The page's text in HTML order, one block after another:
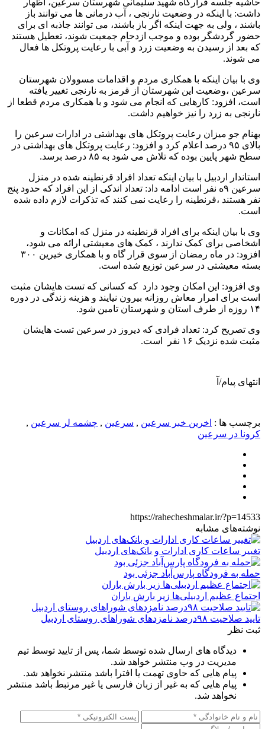
حاشیه جلسه قرارگاه شهید سلیمانی شهرستان سرعین، اظهار
داشت: با اینکه در وضعیت نارنجی ، آب درمانی ها می توانند باز
باشند ، ولی به جهت اینکه اگر باز باشند، می توانند جاذبه ای برای
حضور گردشگر بوده و موجب ازدحام جمعیت شوند، تعطیل هستند
که بعد از رسیدن به وضعیت زرد و آبی با رعایت پروتکل ها فعال
می شوند.
وی با بیان اینکه با همکاری مردم و اقدامات مسوولان شهرستان
سرعین ،وضعیت این شهرستان از قرمز به نارنجی تغییر یافته
است، افزود: کارهایی که انجام می شود و با همکاری مردم قطعا از
نارنجی به زرد را نیز خواهیم داشت.
بهنام جو میزان رعایت پروتکل های بهداشتی در ادارات سرعین را
بالای ۹۵ درصد اعلام کرد و افزود: رعایت پروتکل های بهداشتی در
سطح شهر پایین بوده که تلاش می شود به ۸۵ درصد برسد.
استاندار اردبیل با بیان اینکه تعداد افراد قرنطینه شده در منزل
سرعین ۹ه نفر است ادامه داد: تعداد اندکی از این افراد که حدود پنج
نفر هستند ،قرنطینه را رعایت نمی کنند که تذکرات لازم داده شده
است.
وی با بیان اینکه برای افراد قرنطینه در منزل که امکانات و
اشخاصی برای کمک ندارند ، کمک های معیشتی ارائه می شود،
افزود: در ماه رمضان از سوی قرار گاه و با همکاری خیرین ۳۰۰
بسته معیشتی در سرعین توزیع شده است.
وی افزود: این امکان وجود دارد که کسانی که تست هایشان مثبت
است برای امرار معاش روزانه بیرون نیایند و هزینه زندگی در دوره
۱۴ روزه از طرف استان و شهرستان تامین شود.
وی تصریح کرد: تعداد فرادی که دیروز در سرعین تست هایشان
مثبت شده نزدیک ۱۶ نفر است.
انتهای پیام/آ
برچسب ها : اخرین خبر سرعین , سرعین , چشمه لر سرعین ,
کرونا در سرعین
https://rahecheshmalar.ir/?p=14533
نوشته‌های مشابه
تغییر ساعات کاری ادارات و بانک‌های اردبیل
حمله به فرودگاه پارس‌‌آباد جزئی بود
اجتماع عظیم اردبیلی‌ها زیر بارش باران
تایید صلاحیت ۹۸درصد نامزدهای شوراهای روستای اردبیل
ثبت نظر
دیدگاه های ارسال شده توسط شما، پس از تایید توسط تیم
مدیریت در وب منتشر خواهد شد.
پیام هایی که حاوی تهمت یا افترا باشد منتشر نخواهد شد.
پیام هایی که به غیر از زبان فارسی یا غیر مرتبط باشد منتشر
نخواهد شد.